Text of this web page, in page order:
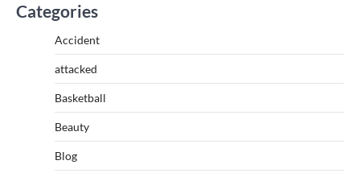
Categories
Accident
attacked
Basketball
Beauty
Blog